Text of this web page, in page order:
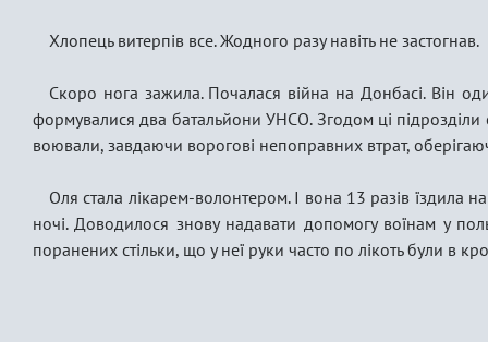
Хлопець витерпів все. Жодного разу навіть не застогнав.
Скоро нога зажила. Почалася війна на Донбасі. Він
формувалися два батальйони УНСО. Згодом ці підрозділи
воювали, завдаючи ворогові непоправних втрат,
Оля стала лікарем-волонтером. І вона 13 разів їздила
ночі. Доводилося знову надавати допомогу воїнам у
поранених стільки, що у неї руки часто по лікоть були в